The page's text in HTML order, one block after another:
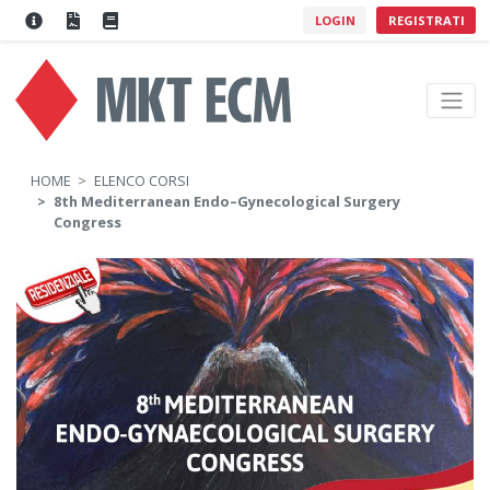
LOGIN REGISTRATI
HOME
ELENCO CORSI
8th Mediterranean Endo–Gynecological Surgery
Congress